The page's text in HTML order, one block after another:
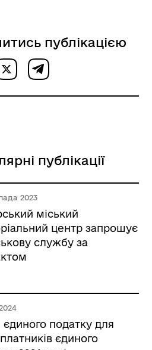
публікацією
публікації
2023
міський
центр запрошує
службу за
єдиного податку для
єдиного